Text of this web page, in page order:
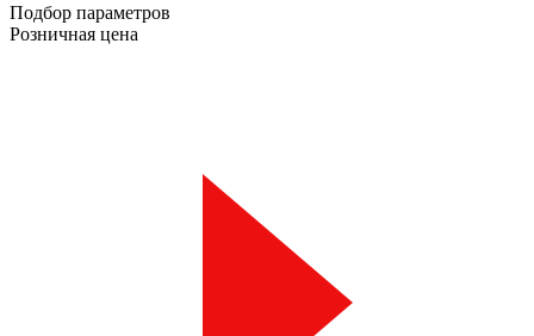
Подбор параметров
Розничная цена